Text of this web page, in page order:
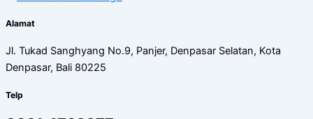
Alamat
Jl. Tukad Sanghyang No.9, Panjer, Denpasar Selatan, Kota
Denpasar, Bali 80225
Telp